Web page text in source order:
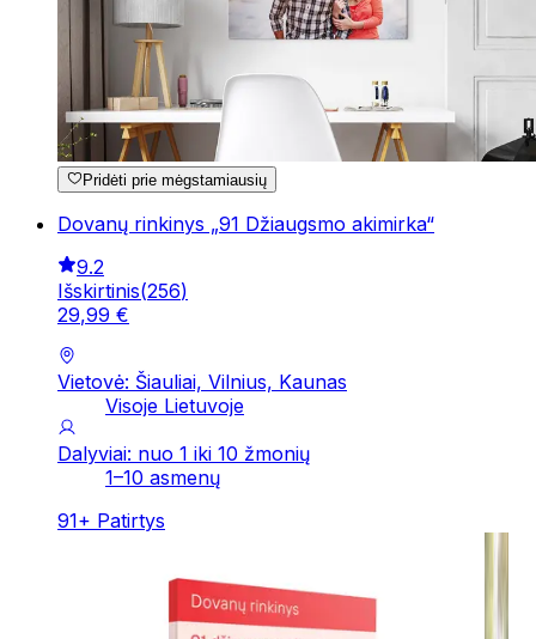
Pridėti prie mėgstamiausių
Dovanų rinkinys „91 Džiaugsmo akimirka“
9.2
Išskirtinis(256)
29,99 €
Vietovė: Šiauliai, Vilnius, Kaunas
Visoje Lietuvoje
Dalyviai: nuo 1 iki 10 žmonių
1–10 asmenų
91+ Patirtys